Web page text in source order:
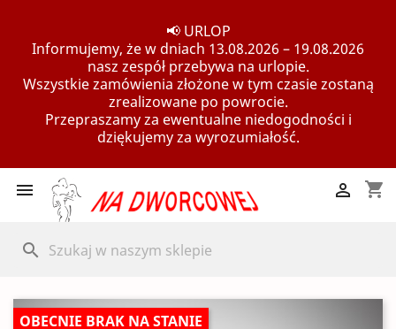
📢 URLOP
Informujemy, że w dniach 13.08.2026 – 19.08.2026
nasz zespół przebywa na urlopie.
Wszystkie zamówienia złożone w tym czasie zostaną
zrealizowane po powrocie.
Przepraszamy za ewentualne niedogodności i
dziękujemy za wyrozumiałość.
 shopping_cart

search
OBECNIE BRAK NA STANIE